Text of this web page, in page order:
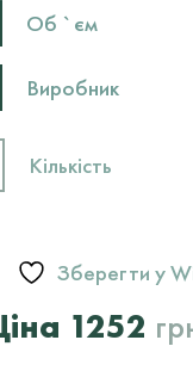
Об `єм
Виробник
Кількість
Зберегти у
1252